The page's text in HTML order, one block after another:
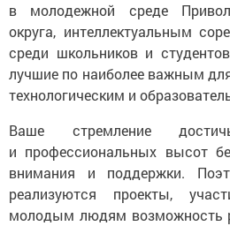
в молодежной среде
округа, интеллектуальным
среди школьников и
лучшие по наиболее важным
технологическим и
Ваше стремление
и профессиональных высот
внимания и поддержки.
реализуются проекты,
молодым людям возможность